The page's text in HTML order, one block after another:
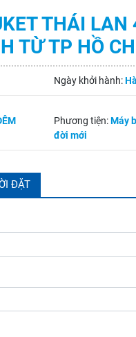
THÁI LAN
TỪ TP HỒ
Ngày khởi hành:
Phương tiện:Máy
đời mới
ĐẶT